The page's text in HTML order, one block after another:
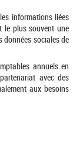
informations liées
le plus souvent une
données sociales de
annuels en
avec des
aux besoins